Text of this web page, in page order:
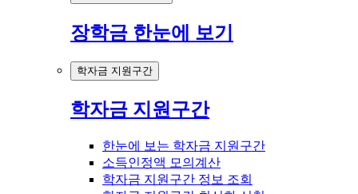
장학금 한눈에 보기
학자금 지원구간
학자금 지원구간
한눈에 보는 학자금 지원구간
소득인정액 모의계산
학자금 지원구간 정보 조회